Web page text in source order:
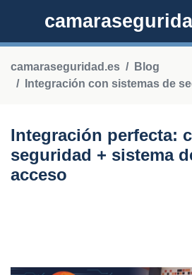
camaraseguridad.es
Blog
Integración con sistemas de
Integración perfecta:
seguridad + sistema
acceso